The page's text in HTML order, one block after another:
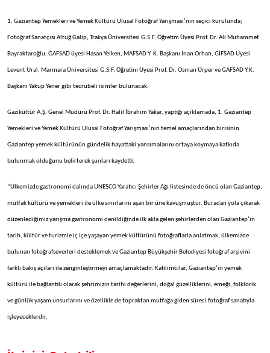
1. Gaziantep Yemekleri ve Yemek Kültürü Ulusal Fotoğraf Yarışması’nın seçici kurulunda;
Fotoğraf Sanatçısı Altuğ Galip, Trakya Üniversitesi G.S.F. Öğretim Üyesi Prof. Dr. Ali Muhammet
Bayraktaroğlu, GAFSAD üyesi Hasan Yelken, MAFSAD Y. K. Başkanı İnan Orhan, GİFSAD Üyesi
Levent Ural, Marmara Üniversitesi G.S.F. Öğretim Üyesi Prof. Dr. Osman Ürper ve GAFSAD Y.K.
Başkanı Yakup Yener gibi tecrübeli isimler bulunacak.
Gazikültür A.Ş. Genel Müdürü Prof. Dr. Halil İbrahim Yakar, yaptığı açıklamada, 1. Gaziantep
Yemekleri ve Yemek Kültürü Ulusal Fotoğraf Yarışması’nın temel amaçlarından birisinin
Gaziantep yemek kültürünün gündelik hayattaki yansımalarını ortaya koymaya katkıda
bulunmak olduğunu belirterek şunları kaydetti:
“Ülkemizde gastronomi dalında UNESCO Yaratıcı Şehirler Ağı listesinde de öncü olan Gaziantep,
mutfak kültürü ve yemekleri ile ülke sınırlarını aşan bir üne kavuşmuştur. Buradan yola çıkarak
düzenlediğimiz yarışma gastronomi denildiğinde ilk akla gelen şehirlerden olan Gaziantep’in
tarih, kültür ve turizmle iç içe yaşayan yemek kültürünü fotoğraflarla anlatmak, ülkemizde
bulunan fotoğrafseverleri desteklemek ve Gaziantep Büyükşehir Belediyesi fotoğraf arşivini
farklı bakış açıları ile zenginleştirmeyi amaçlamaktadır. Katılımcılar, Gaziantep’in yemek
kültürü ile bağlantılı olarak şehrimizin tarihi değerlerini, doğal güzelliklerini, emeği, folklorik
ve günlük yaşam unsurlarını ve özellikle de topraktan mutfağa giden süreci fotoğraf sanatıyla
işleyeceklerdir.